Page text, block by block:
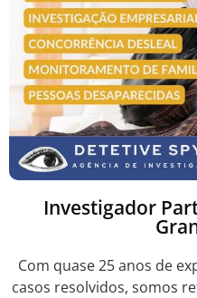
Investigador
Com quase 25 anos de
casos resolvidos, somos